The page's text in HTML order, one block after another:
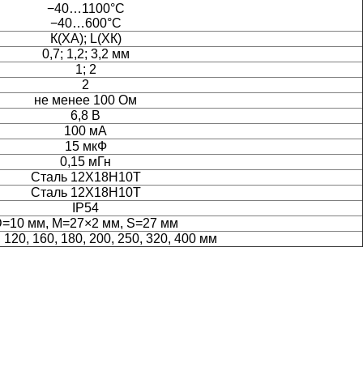
−40…1100°C
−40…600°C
К(ХА); L(ХК)
0,7; 1,2; 3,2 мм
1; 2
2
не менее 100 Ом
6,8 В
100 мА
15 мкФ
0,15 мГн
Сталь 12Х18Н10Т
Сталь 12Х18Н10Т
IP54
мм, M=27×2 мм, S=27 мм
120, 160, 180, 200, 250, 320, 400 мм